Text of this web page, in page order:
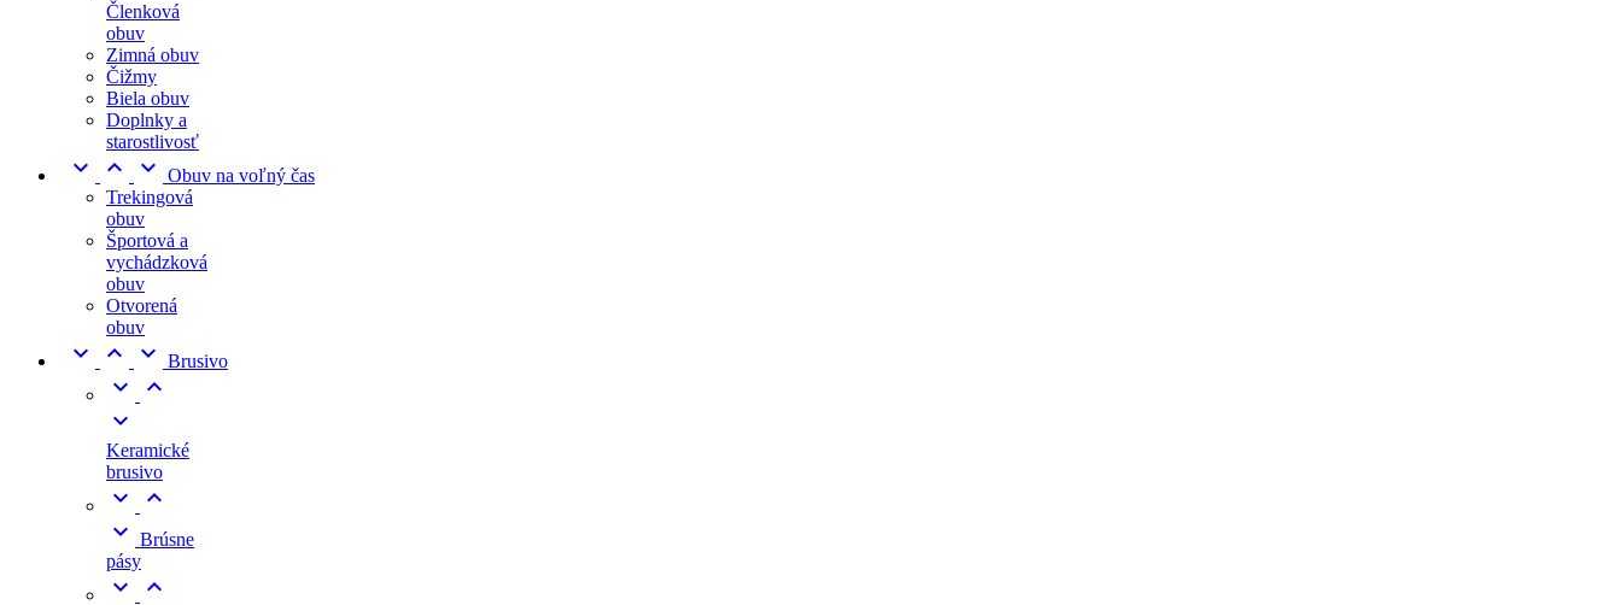
Členková
obuv
Zimná obuv
Čižmy
Biela obuv
Doplnky a
starostlivosť
   Obuv na voľný čas
Trekingová
obuv
Športová a
vychádzková
obuv
Otvorená
obuv
   Brusivo



Keramické
brusivo


 Brúsne
pásy

